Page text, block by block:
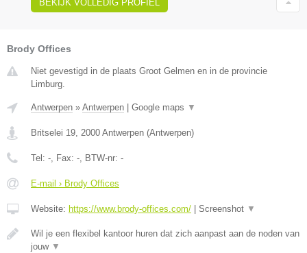
BEKIJK VOLLEDIG PROFIEL
Brody Offices
Niet gevestigd in de plaats Groot Gelmen en in de provincie
Limburg.
Antwerpen » Antwerpen Google maps ▼
Britselei 19, 2000 Antwerpen (Antwerpen)
Tel: -, Fax: -, BTW-nr: -
E-mail › Brody Offices
Website: https://www.brody-offices.com/ Screenshot ▼
Wil je een flexibel kantoor huren dat zich aanpast aan de noden van
jouw ▼